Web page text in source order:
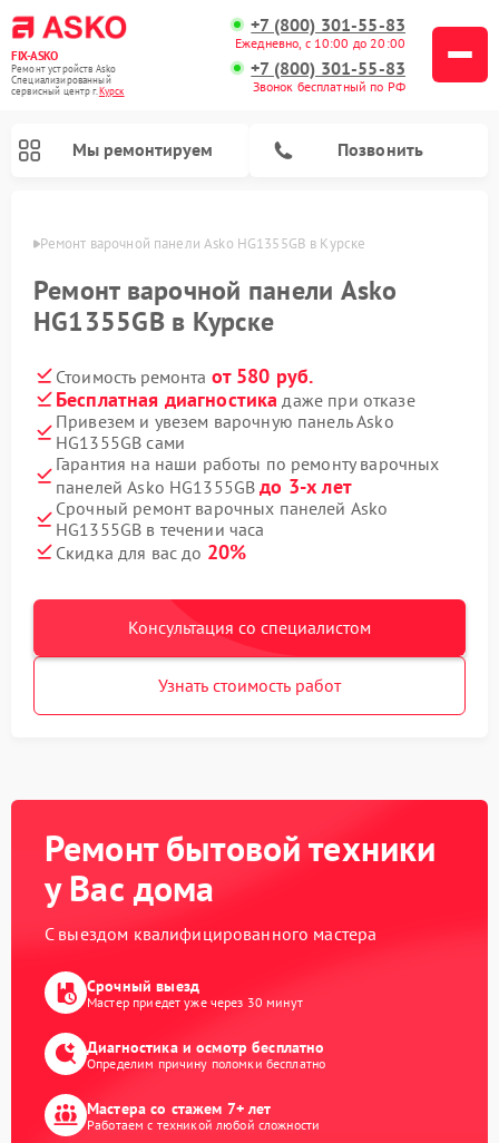
FIX-ASKO
Ремонт устройств Asko
Специализированный
cервисный центр г.Курск
+7 (800) 301-55-83
Ежедневно, с 10:00 до 20:00
+7 (800) 301-55-83
Звонок бесплатный по РФ
Мы ремонтируем Позвонить
Ремонт варочной панели Asko HG1355GB в Курске
Ремонт варочной панели Asko
HG1355GB в Курске
Стоимость ремонта от 580 руб.
Бесплатная диагностика даже при отказе
Привезем и увезем варочную панель Asko
HG1355GB сами
Гарантия на наши работы по ремонту варочных
панелей Asko HG1355GBдо 3-х лет
Срочный ремонт варочных панелей Asko
HG1355GB в течении часа
Скидка для вас до 20%
Консультация со специалистом
Узнать стоимость работ
Ремонт бытовой техники
у Вас дома
С выездом квалифицированного мастера
Срочный выезд
Мастер приедет уже через 30 минут
Диагностика и осмотр бесплатно
Определим причину поломки бесплатно
Мастера со стажем 7+ лет
Работаем с техникой любой сложности